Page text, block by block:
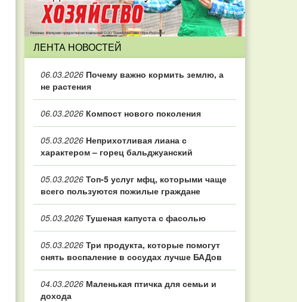
ЛЕНТА НОВОСТЕЙ
06.03.2026 Почему важно кормить землю, а
не растения
06.03.2026 Компост нового поколения
05.03.2026 Неприхотливая лиана с
характером – горец бальджуанский
05.03.2026 Топ‑5 услуг мфц, которыми чаще
всего пользуются пожилые граждане
05.03.2026 Тушеная капуста с фасолью
05.03.2026 Три продукта, которые помогут
снять воспаление в сосудах лучше БАДов
04.03.2026 Маленькая птичка для семьи и
дохода